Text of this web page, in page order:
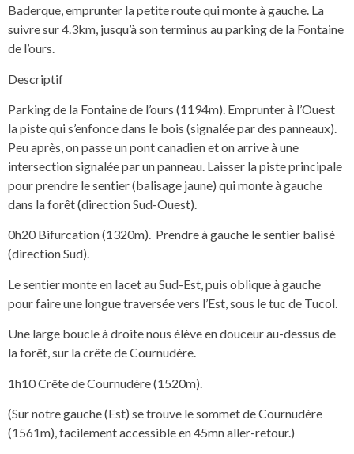
Baderque, emprunter la petite route qui monte à gauche. La
suivre sur 4.3km, jusqu’à son terminus au parking de la Fontaine
de l’ours.
Descriptif
Parking de la Fontaine de l’ours (1194m). Emprunter à l’Ouest
la piste qui s’enfonce dans le bois (signalée par des panneaux).
Peu après, on passe un pont canadien et on arrive à une
intersection signalée par un panneau. Laisser la piste principale
pour prendre le sentier (balisage jaune) qui monte à gauche
dans la forêt (direction Sud-Ouest).
0h20 Bifurcation (1320m). Prendre à gauche le sentier balisé
(direction Sud).
Le sentier monte en lacet au Sud-Est, puis oblique à gauche
pour faire une longue traversée vers l’Est, sous le tuc de Tucol.
Une large boucle à droite nous élève en douceur au-dessus de
la forêt, sur la crête de Cournudère.
1h10 Crête de Cournudère (1520m).
(Sur notre gauche (Est) se trouve le sommet de Cournudère
(1561m), facilement accessible en 45mn aller-retour.)